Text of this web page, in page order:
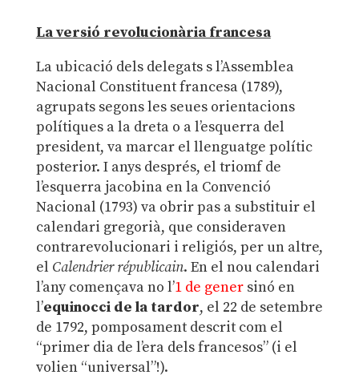
La versió revolucionària francesa
La ubicació dels delegats s l’Assemblea
Nacional Constituent francesa (1789),
agrupats segons les seues orientacions
polítiques a la dreta o a l’esquerra del
president, va marcar el llenguatge polític
posterior. I anys després, el triomf de
l’esquerra jacobina en la Convenció
Nacional (1793) va obrir pas a substituir el
calendari gregorià, que consideraven
contrarevolucionari i religiós, per un altre,
el Calendrier républicain. En el nou calendari
l’any començava no l’1 de genersinó en
l’equinocci de la tardor, el 22 de setembre
de 1792, pomposament descrit com el
“primer dia de l’era dels francesos” (i el
volien “universal”!).